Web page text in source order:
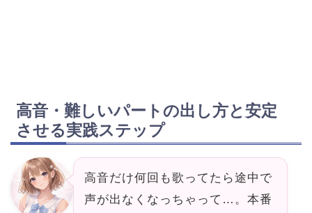
高音・難しいパートの出し方と安定
させる実践ステップ
高音だけ何回も歌ってたら途中で
声が出なくなっちゃって…。本番